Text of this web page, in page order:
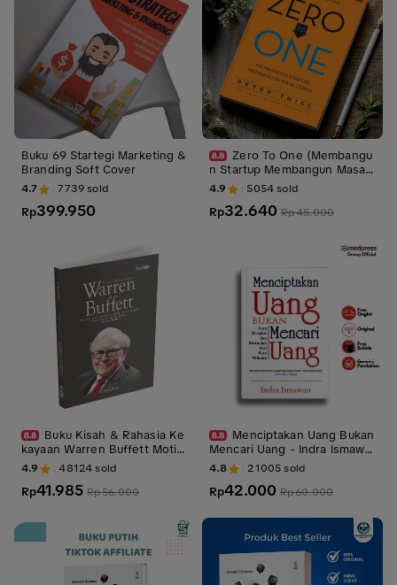
Buku 69 Startegi Marketing &
Branding Soft Cover
4.7 7739sold
Rp399.950
Buku Kisah & Rahasia Ke
kayaan Warren Buffett Motiv
asi Inspirasi
4.9 48124sold
Rp41.985 Rp56.000
Zero To One (Membangu
n Startup Membangun Masa
Depan) By Peter Thiel
4.9 5054sold
Rp32.640 Rp45.000
Menciptakan Uang Bukan
Mencari Uang - Indra Ismawa
n - Buku Motivasi Bisnis
4.8 21005sold
Rp42.000 Rp60.000